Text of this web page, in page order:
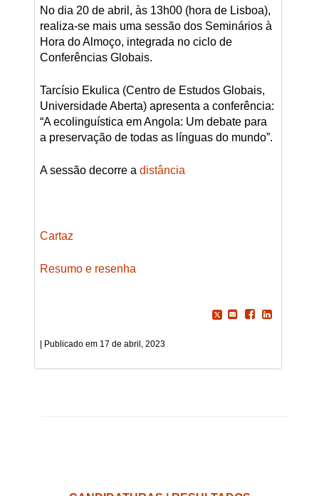
No dia 20 de abril, às 13h00 (hora de Lisboa),
realiza-se mais uma sessão dos Seminários à
Hora do Almoço, integrada no ciclo de
Conferências Globais.
Tarcísio Ekulica (Centro de Estudos Globais,
Universidade Aberta) apresenta a conferência:
“A ecolinguística em Angola: Um debate para
a preservação de todas as línguas do mundo”.
A sessão decorre a distância
Cartaz
Resumo e resenha
17 de abril, 2023